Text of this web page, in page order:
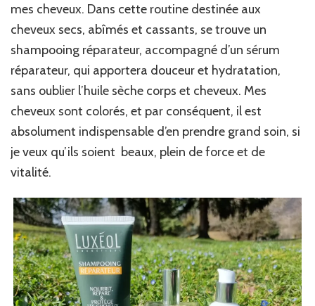
mes cheveux. Dans cette routine destinée aux
cheveux secs, abîmés et cassants, se trouve un
shampooing réparateur, accompagné d’un sérum
réparateur, qui apportera douceur et hydratation,
sans oublier l’huile sèche corps et cheveux. Mes
cheveux sont colorés, et par conséquent, il est
absolument indispensable d’en prendre grand soin, si
je veux qu’ils soient beaux, plein de force et de
vitalité.